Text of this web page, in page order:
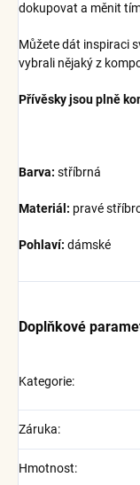
dokupovat a měnit
Můžete dát inspiraci
vybrali nějaký z
Přívěsky jsou plně
Barva: stříbrná
Materiál: pravé
Pohlaví: dámské
Doplňkové
Kategorie:
Záruka:
Hmotnost: